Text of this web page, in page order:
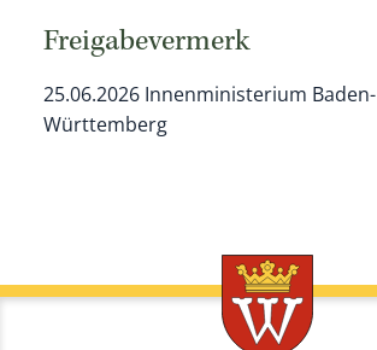
Freigabevermerk
25.06.2026 Innenministerium Baden-
Württemberg